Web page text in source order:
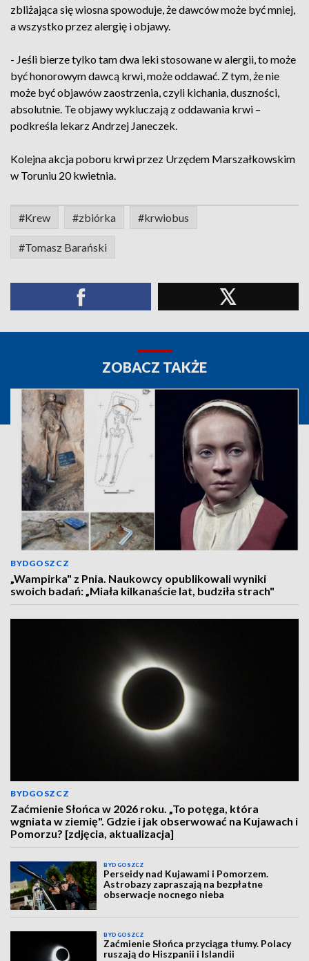
zbliżająca się wiosna spowoduje, że dawców może być mniej,
a wszystko przez alergię i objawy.
- Jeśli bierze tylko tam dwa leki stosowane w alergii, to może
być honorowym dawcą krwi, może oddawać. Z tym, że nie
może być objawów zaostrzenia, czyli kichania, duszności,
absolutnie. Te objawy wykluczają z oddawania krwi –
podkreśla lekarz Andrzej Janeczek.
Kolejna akcja poboru krwi przez Urzędem Marszałkowskim
w Toruniu 20 kwietnia.
#Krew #zbiórka #krwiobus
#Tomasz Barański
ZOBACZ TAKŻE
BYDGOSZCZ
„Wampirka" z Pnia. Naukowcy opublikowali wyniki
swoich badań: „Miała kilkanaście lat, budziła strach"
BYDGOSZCZ
Zaćmienie Słońca w 2026 roku. „To potęga, która
wgniata w ziemię". Gdzie i jak obserwować na Kujawach i
Pomorzu? [zdjęcia, aktualizacja]
BYDGOSZCZ
Perseidy nad Kujawami i Pomorzem.
Astrobazy zapraszają na bezpłatne
obserwacje nocnego nieba
BYDGOSZCZ
Zaćmienie Słońca przyciąga tłumy. Polacy
ruszają do Hiszpanii i Islandii